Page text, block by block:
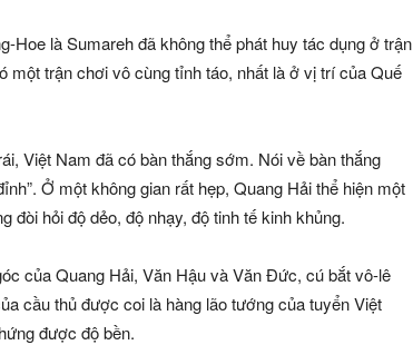
Hoe là Sumareh đã không thể phát huy tác dụng ở trận
một trận chơi vô cùng tỉnh táo, nhất là ở vị trí của Quế
Việt Nam đã có bàn thắng sớm. Nói về bàn thắng
Ở một không gian rất hẹp, Quang Hải thể hiện một
hỏi độ dẻo, độ nhạy, độ tinh tế kinh khủng.
của Quang Hải, Văn Hậu và Văn Đức, cú bắt vô-lê
cầu thủ được coi là hàng lão tướng của tuyển Việt
được độ bền.